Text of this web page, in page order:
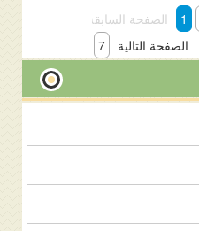
الصفحة السابقة 1
7
الصفحة التالية